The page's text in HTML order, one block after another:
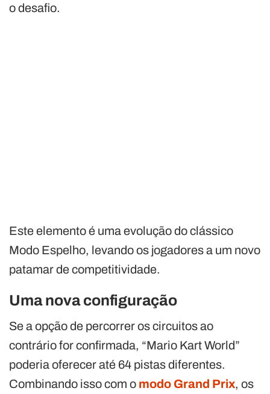
o desafio.
Este elemento é uma evolução do clássico
Modo Espelho, levando os jogadores a um novo
patamar de competitividade.
Uma nova configuração
Se a opção de percorrer os circuitos ao
contrário for confirmada, “Mario Kart World”
poderia oferecer até 64 pistas diferentes.
Combinando isso com o modo Grand Prix, os